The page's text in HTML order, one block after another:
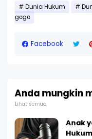
Dunia Hukum
gogo
Facebook
Anda mungkin
Lihat semua
Anak
Hukum